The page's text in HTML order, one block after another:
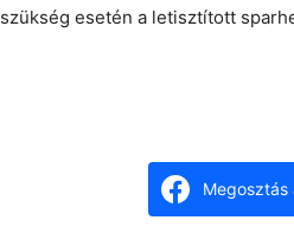
szükség esetén a letisztított
Megosztás